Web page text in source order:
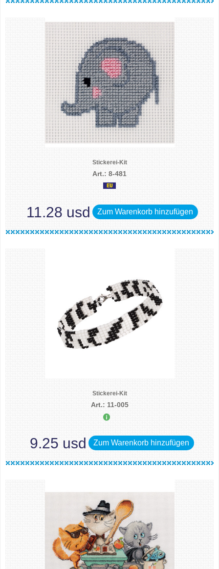
Stickerei-Kit
Art.: 8-481
11.28 usd Zum Warenkorb hinzufügen
Stickerei-Kit
Art.: 11-005
9.25 usd Zum Warenkorb hinzufügen